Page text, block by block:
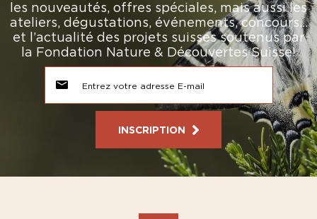
les nouveautés, offres spéciales, mais aussi les
ateliers, dégustations, événements, concours…
et l’actualité des projets suisses soutenus par
la Fondation Nature & Découvertes Suisse!
INSCRIPTION